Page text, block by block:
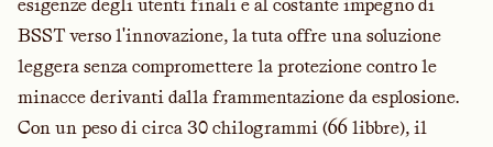
esigenze degli utenti finali e al costante impegno di
BSST verso l'innovazione, la tuta offre una soluzione
leggera senza compromettere la protezione contro le
minacce derivanti dalla frammentazione da esplosione.
Con un peso di circa 30 chilogrammi (66 libbre), il